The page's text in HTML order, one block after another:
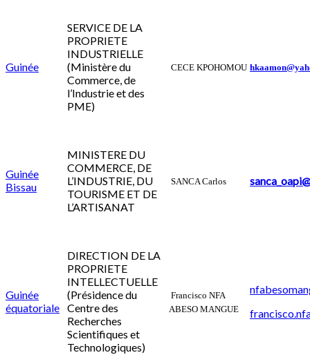
Guinée
SERVICE DE LA
PROPRIETE
INDUSTRIELLE
(Ministère du
Commerce, de
l’Industrie et des
PME)
CECE KPOHOMOU
Guinée
Bissau
MINISTERE DU
COMMERCE, DE
L’INDUSTRIE, DU
TOURISME ET DE
L’ARTISANAT
SANCA Carlos
Guinée
équatoriale
DIRECTION DE LA
PROPRIETE
INTELLECTUELLE
(Présidence du
Centre des
Recherches
Scientifiques et
Technologiques)
Francisco NFA
ABESO MANGUE